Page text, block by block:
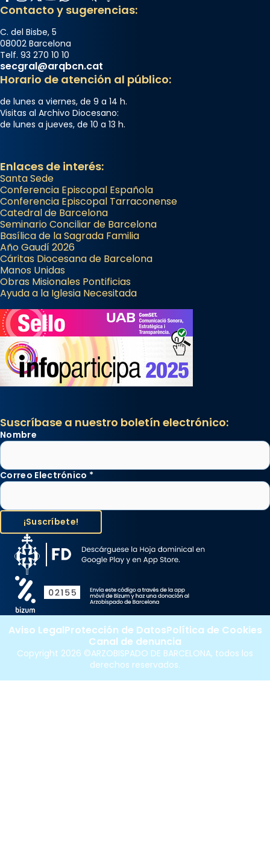
Contacto y sugerencias:
C. del Bisbe, 5
08002 Barcelona
Telf. 93 270 10 10
secgral@arqbcn.cat
Horario de atención al público:
de lunes a viernes, de 9 a 14 h.
Visitas al Archivo Diocesano:
de lunes a jueves, de 10 a 13 h.
Enlaces de interés:
Santa Sede
Conferencia Episcopal Española
Conferencia Episcopal Tarraconense
Catedral de Barcelona
Seminario Conciliar de Barcelona
Basílica de la Sagrada Familia
Año Gaudí 2026
Cáritas Diocesana de Barcelona
Manos Unidas
Obras Misionales Pontificias
Ayuda a la Iglesia Necesitada
Suscríbase a nuestro boletín electrónico:
Nombre
Correo Electrónico *
Copyright 2026 ©ARZOBISPADO DE BARCELONA, todos los
derechos reservados.
Aviso LegalProtección de DatosPolítica de Cookies
Canal de denuncia